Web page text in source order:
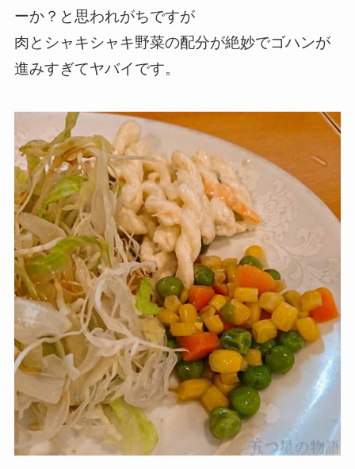
ーか？と思われがちですが
肉とシャキシャキ野菜の配分が絶妙でゴハンが
進みすぎてヤバイです。